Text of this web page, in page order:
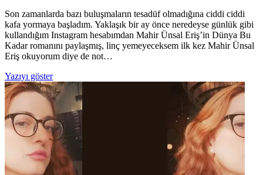
Son zamanlarda bazı buluşmaların tesadüf olmadığına ciddi ciddi
kafa yormaya başladım. Yaklaşık bir ay önce neredeyse günlük gibi
kullandığım Instagram hesabımdan Mahir Ünsal Eriş’in Dünya Bu
Kadar romanını paylaşmış, linç yemeyeceksem ilk kez Mahir Ünsal
Eriş okuyorum diye de not…
Yazıyı göster